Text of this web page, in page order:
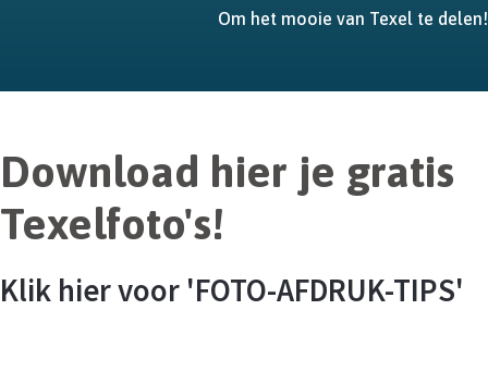
Om het mooie van Texel te delen!
Download hier je gratis
Texelfoto's!
Klik hier voor 'FOTO-AFDRUK-TIPS'